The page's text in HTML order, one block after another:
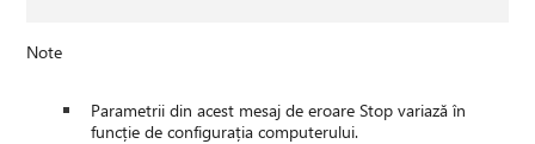
Note
Parametrii din acest mesaj de eroare Stop variază în
funcție de configurația computerului.